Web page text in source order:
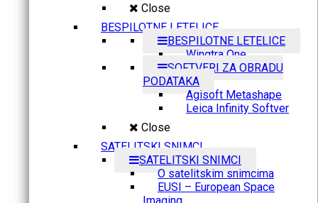
Close
BESPILOTNE LETELICE
BESPILOTNE LETELICE
Wingtra One
SOFTVERI ZA OBRADU
PODATAKA
Agisoft Metashape
Leica Infinity Softver
Close
SATELITSKI SNIMCI
SATELITSKI SNIMCI
O satelitskim snimcima
EUSI – European Space